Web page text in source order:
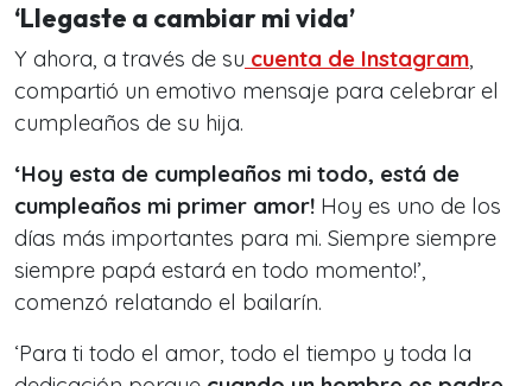
‘Llegaste a cambiar mi vida’
Y ahora, a través de su cuenta de Instagram,
compartió un emotivo mensaje para celebrar el
cumpleaños de su hija.
‘Hoy esta de cumpleaños mi todo, está de
cumpleaños mi primer amor! Hoy es uno de los
días más importantes para mi. Siempre siempre
siempre papá estará en todo momento!’,
comenzó relatando el bailarín.
‘Para ti todo el amor, todo el tiempo y toda la